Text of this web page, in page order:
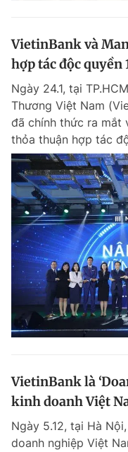
VietinBank và
hợp tác độc quyền
Ngày 24.1, tại
Thương Việt Nam
đã chính thức ra mắt
thỏa thuận hợp tác
VietinBank là
kinh doanh Việt
Ngày 5.12, tại Hà
doanh nghiệp Việt